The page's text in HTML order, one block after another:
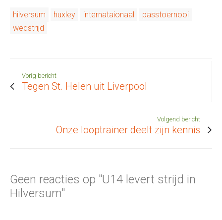
hilversum huxley internataionaal
passtoernooi
wedstrijd
Vorig bericht
Tegen St. Helen uit Liverpool
Volgend bericht
Onze looptrainer deelt zijn kennis
Geen reacties op "U14 levert strijd in
Hilversum"